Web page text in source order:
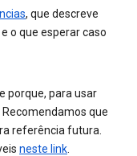
, que descreve
o que esperar caso
porque, para usar
que
referência futura.
neste link